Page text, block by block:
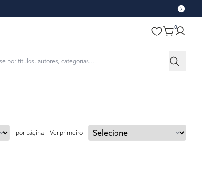
0
por página Ver primeiro